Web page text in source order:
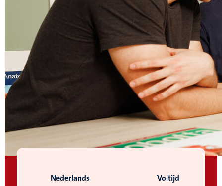
Nederlands Voltijd